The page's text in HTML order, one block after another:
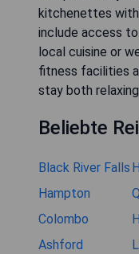
kitchenettes
include access
local cuisine or
fitness facilities
stay both
Beliebte
Black River Falls
Hampton
Colombo
Ashford